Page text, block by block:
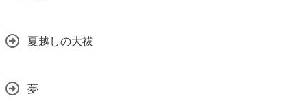
夏越しの大祓
夢